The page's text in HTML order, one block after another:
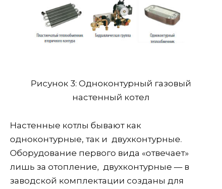
Рисунок 3: Одноконтурный газовый
настенный котел
Настенные котлы бывают как
одноконтурные, так и двухконтурные.
Оборудование первого вида «отвечает»
лишь за отопление, двухконтурные — в
заводской комплектации созданы для